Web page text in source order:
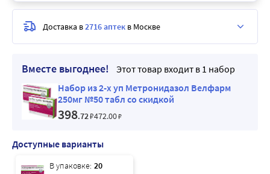
Вместе выгоднее!
Этот товар входит в 1 набор
Набор из 2-х уп Метронидазол Велфарм
250мг №50 табл со скидкой
398.72₽472.00₽
Доступные варианты
В упаковке: 20
Доставка в2716 аптек в Москве